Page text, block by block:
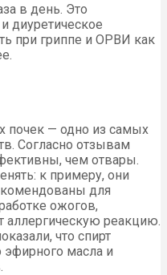
в день. Это
диуретическое
при гриппе и ОРВИ как
почек — одно из самых
Согласно отзывам
чем отвары.
к примеру, они
для
ожогов,
реакцию.
что спирт
эфирного масла и